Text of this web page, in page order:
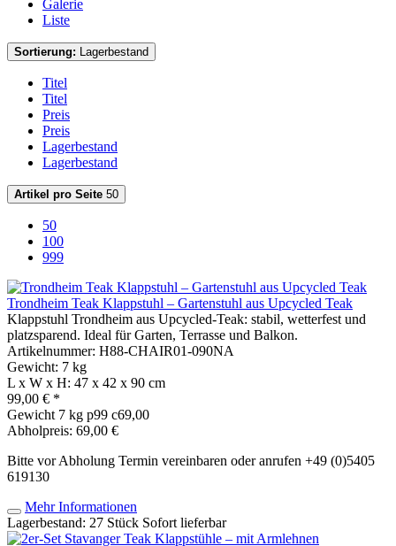
Galerie
Liste
Sortierung: Lagerbestand
Titel
Titel
Preis
Preis
Lagerbestand
Lagerbestand
Artikel pro Seite 50
50
100
999
Trondheim Teak Klappstuhl – Gartenstuhl aus Upcycled Teak
Klappstuhl Trondheim aus Upcycled-Teak: stabil, wetterfest und
platzsparend. Ideal für Garten, Terrasse und Balkon.
Artikelnummer: H88-CHAIR01-090NA
Gewicht: 7 kg
L x W x H: 47 x 42 x 90 cm
99,00 € *
Gewicht 7 kg p99 c69,00
Abholpreis: 69,00 €
Bitte vor Abholung Termin vereinbaren oder anrufen +49 (0)5405
619130
Mehr Informationen
Lagerbestand: 27 Stück Sofort lieferbar